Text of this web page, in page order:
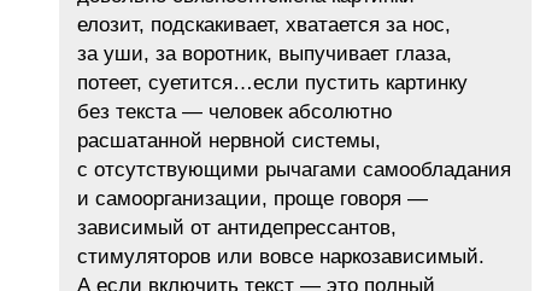
елозит, подскакивает, хватается за нос,
за уши, за воротник, выпучивает глаза,
потеет, суетится…если пустить картинку
без текста — человек абсолютно
расшатанной нервной системы,
с отсутствующими рычагами самообладания
и самоорганизации, проще говоря —
зависимый от антидепрессантов,
стимуляторов или вовсе наркозависимый.
А если включить текст — это полный